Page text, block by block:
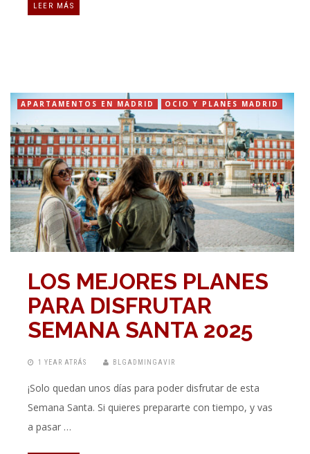
LEER MÁS
APARTAMENTOS EN MADRID OCIO Y PLANES MADRID
LOS MEJORES PLANES
PARA DISFRUTAR
SEMANA SANTA 2025
1 YEAR ATRÁS BLGADMINGAVIR
¡Solo quedan unos días para poder disfrutar de esta
Semana Santa. Si quieres prepararte con tiempo, y vas
a pasar …